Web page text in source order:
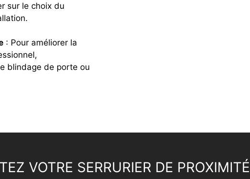
sur le choix du
: Pour améliorer la
blindage de porte ou
VOTRE SERRURIER DE PROXIMITÉ